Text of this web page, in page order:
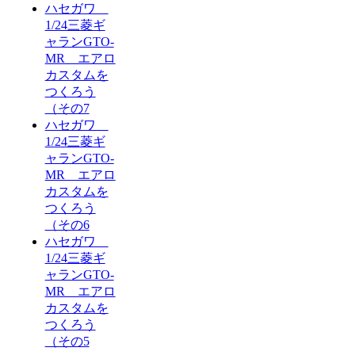
ハセガワ
1/24三菱ギ
ャランGTO-
MR エアロ
カスタムを
つくろう
（その7
ハセガワ
1/24三菱ギ
ャランGTO-
MR エアロ
カスタムを
つくろう
（その6
ハセガワ
1/24三菱ギ
ャランGTO-
MR エアロ
カスタムを
つくろう
（その5